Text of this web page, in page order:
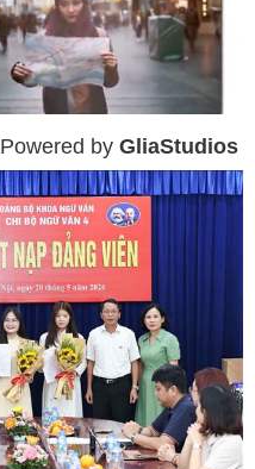
Mute
Powered by GliaStudios